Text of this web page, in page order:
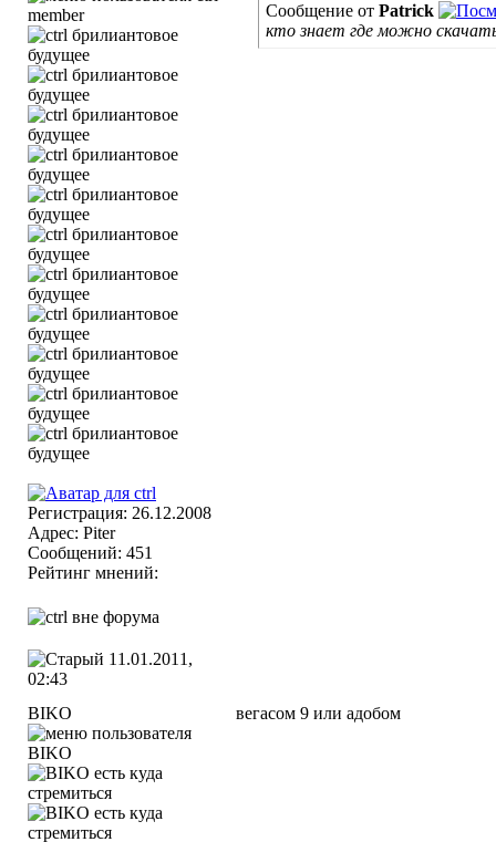
member
Регистрация: 26.12.2008
Адрес: Piter
Сообщений: 451
Рейтинг мнений:
Сообщение от Patrick
кто знает где можно
11.01.2011,
02:43
BIKO
вегасом 9 или адобом